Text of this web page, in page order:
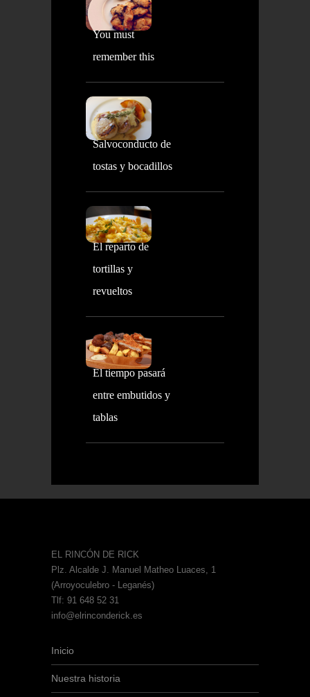
You must
remember this
Salvoconducto de
tostas y bocadillos
El reparto de
tortillas y
revueltos
El tiempo pasará
entre embutidos y
tablas
EL RINCÓN DE RICK
Plz. Alcalde J. Manuel Matheo Luaces, 1
(Arroyoculebro - Leganés)
Tlf: 91 648 52 31
info@elrinconderick.es
Inicio
Nuestra historia